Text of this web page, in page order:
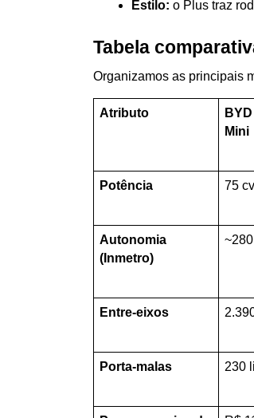
Estilo: o Plus traz
Tabela
Organizamos as principais
Atributo
Mini
Potência 75 cv
Autonomia
(Inmetro)
Entre-eixos
Porta-malas 230